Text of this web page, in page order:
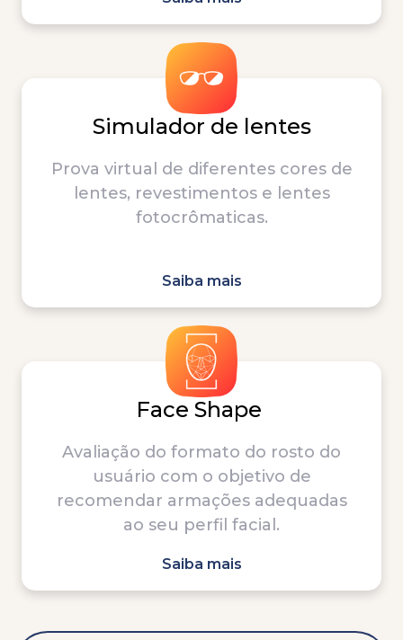
Simulador de lentes
Prova virtual de diferentes cores de
lentes, revestimentos e lentes
fotocrômaticas.
Saiba mais
Face Shape
Avaliação do formato do rosto do
usuário com o objetivo de
recomendar armações adequadas
ao seu perfil facial.
Saiba mais